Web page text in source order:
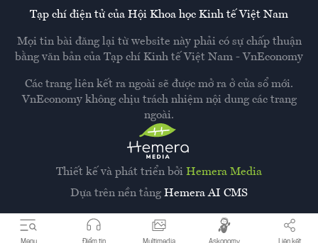
Menu Điểm tin Multimedia Askonomy Liên kết
Thiết kế và phát triển bởi Hemera Media
Dựa trên nền tảng Hemera AI CMS
Tạp chí điện tử của Hội Khoa học Kinh tế Việt Nam
Mọi tin bài đăng lại từ website này phải có sự chấp thuận
bằng văn bản của Tạp chí Kinh tế Việt Nam - VnEconomy
Các trang liên kết ra ngoài sẽ được mở ra ở cửa sổ mới.
VnEconomy không chịu trách nhiệm nội dung các trang
ngoài.